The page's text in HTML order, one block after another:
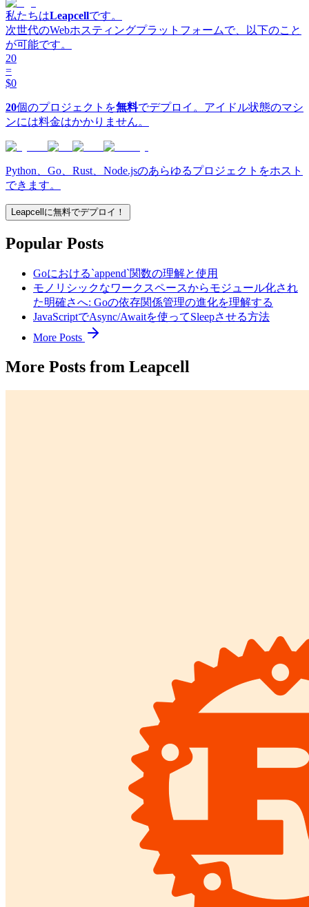
私たちはLeapcellです。
次世代のWebホスティングプラットフォームで、以下のこと
が可能です。
20
=
$0
20個のプロジェクトを無料でデプロイ。アイドル状態のマシ
ンには料金はかかりません。
Python、Go、Rust、Node.jsのあらゆるプロジェクトをホスト
できます。
Leapcellに無料でデプロイ！
Popular Posts
Goにおける`append`関数の理解と使用
モノリシックなワークスペースからモジュール化され
た明確さへ: Goの依存関係管理の進化を理解する
JavaScriptでAsync/Awaitを使ってSleepさせる方法
More Posts
More Posts from Leapcell